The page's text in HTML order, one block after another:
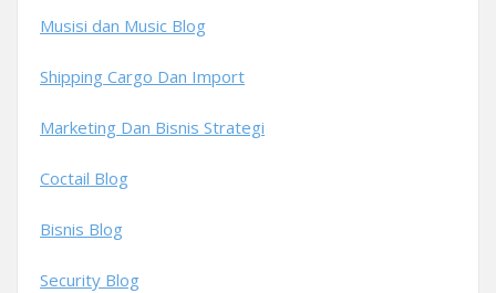
Musisi dan Music Blog
Shipping Cargo Dan Import
Marketing Dan Bisnis Strategi
Coctail Blog
Bisnis Blog
Security Blog